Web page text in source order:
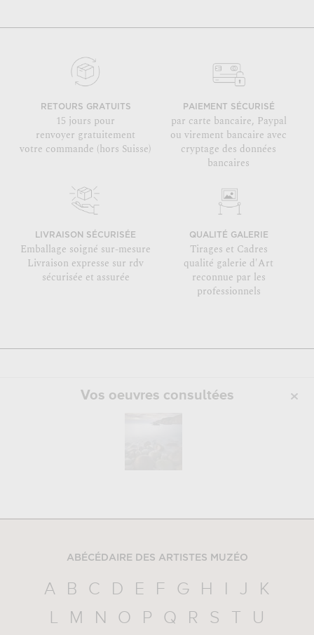
RETOURS GRATUITS
15 jours pour
renvoyer gratuitement
votre commande (hors Suisse)
PAIEMENT SÉCURISÉ
par carte bancaire, Paypal
ou virement bancaire avec
cryptage des données
bancaires
LIVRAISON SÉCURISÉE
Emballage soigné sur-mesure
Livraison expresse sur rdv
sécurisée et assurée
QUALITÉ GALERIE
Tirages et Cadres
qualité galerie d'Art
reconnue par les
professionnels
Vos oeuvres consultées
ABÉCÉDAIRE DES ARTISTES MUZÉO
A B C D E F G H I J
K
L
M N O P Q R S T
U